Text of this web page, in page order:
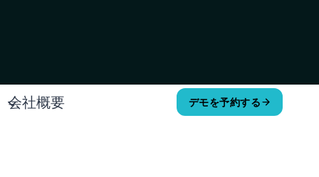
会社概要 デモを予約する